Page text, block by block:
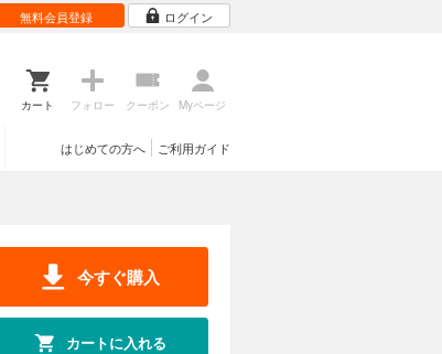
無料会員登録 ログイン
カート フォロー クーポン Myページ
ご利用ガイド
はじめての方へ
今すぐ購入
カートに入れる